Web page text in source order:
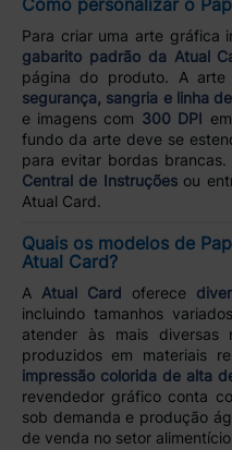
Para criar uma arte gráfica
gabarito padrão da Atual
página do produto. A
segurança, sangria e linha
e imagens com 300 DPI
fundo da arte deve se
para evitar bordas
Central de Instruçõesou
Atual Card.
Quais os modelos de
Atual Card?
A Atual Card oferece
incluindo tamanhos
atender às mais diversas
produzidos em materiais
impressão colorida de alta
revendedor gráfico conta
sob demanda e produção
de venda no setor